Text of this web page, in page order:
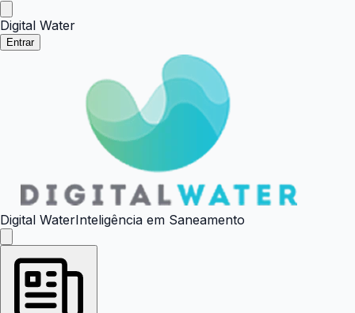
Digital Water
Entrar
Digital WaterInteligência em Saneamento